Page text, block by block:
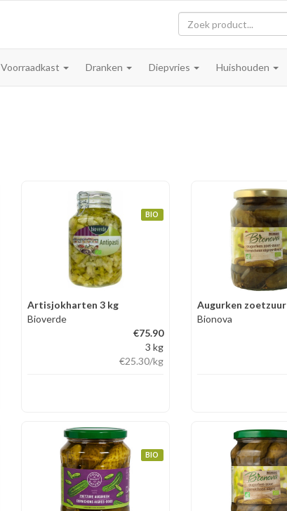
Voorraadkast Dranken Diepvries Huishouden
BIO
Artisjokharten 3 kg
Bioverde
€75.90
3 kg
€25.30/kg
Augurken zoetzuur
Bionova
BIO